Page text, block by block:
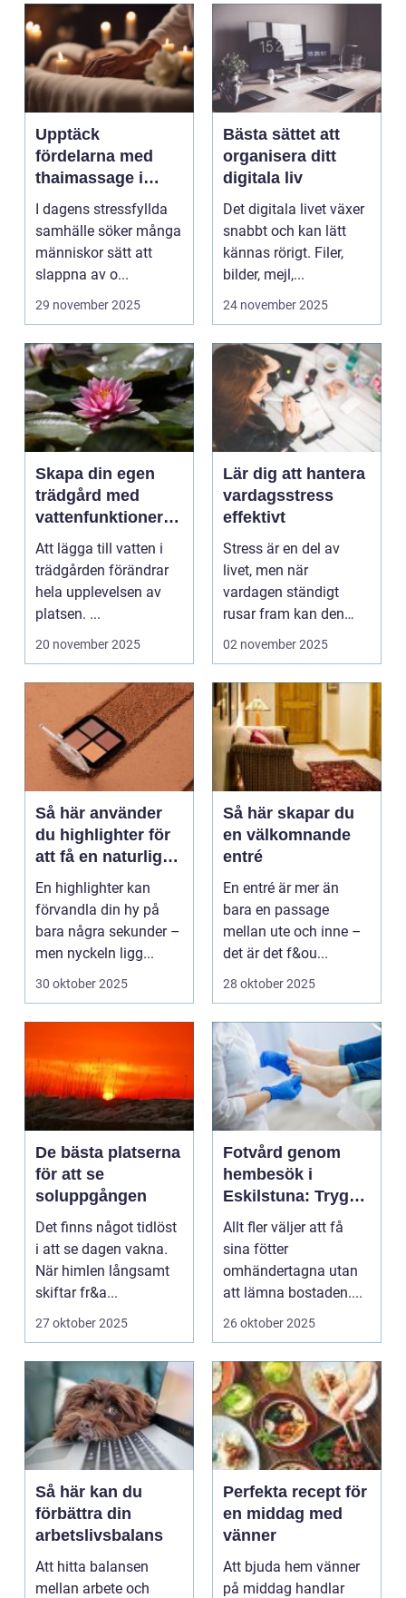
Upptäck
fördelarna med
thaimassage i
Jönköping
I dagens stressfyllda
samhälle söker många
människor sätt att
slappna av o...
29 november 2025
Bästa sättet att
organisera ditt
digitala liv
Det digitala livet växer
snabbt och kan lätt
kännas rörigt. Filer,
bilder, mejl,...
24 november 2025
Skapa din egen
trädgård med
vattenfunktioner
och dammar
Att lägga till vatten i
trädgården förändrar
hela upplevelsen av
platsen. ...
20 november 2025
Lär dig att hantera
vardagsstress
effektivt
Stress är en del av
livet, men när
vardagen ständigt
rusar fram kan den
snabbt ta &ou...
02 november 2025
Så här använder
du highlighter för
att få en naturlig
lyster
En highlighter kan
förvandla din hy på
bara några sekunder –
men nyckeln ligg...
30 oktober 2025
Så här skapar du
en välkomnande
entré
En entré är mer än
bara en passage
mellan ute och inne –
det är det f&ou...
28 oktober 2025
De bästa platserna
för att se
soluppgången
Det finns något tidlöst
i att se dagen vakna.
När himlen långsamt
skiftar fr&a...
27 oktober 2025
Fotvård genom
hembesök i
Eskilstuna: Tryggt,
hygieniskt och
personligt
Allt fler väljer att få
sina fötter
omhändertagna utan
att lämna bostaden....
26 oktober 2025
Så här kan du
förbättra din
arbetslivsbalans
Att hitta balansen
mellan arbete och
Perfekta recept för
en middag med
vänner
Att bjuda hem vänner
på middag handlar